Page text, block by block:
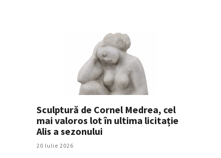
Sculptură de Cornel Medrea, cel
mai valoros lot în ultima licitație
Alis a sezonului
20 Iulie 2026